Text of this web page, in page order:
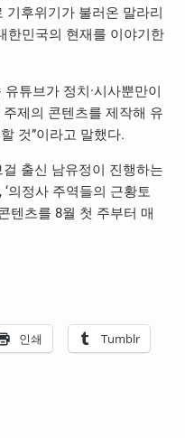
기후위기가 불러온 말라리
한민국의 현재를 이야기한
튜브가 정치·시사뿐만이
제의 콘텐츠를 제작해 유
것”이라고 말했다.
출신 남유정이 진행하는
‘의정사 주역들의 근황토
텐츠를 8월 첫 주부터 매
인쇄 Tumblr